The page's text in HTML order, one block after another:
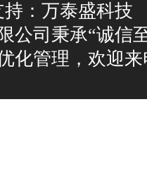
： 万泰盛科技
公司秉承“诚信
化管理，欢迎